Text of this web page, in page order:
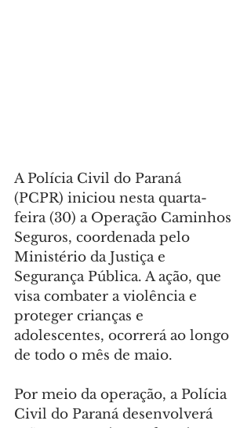
A Polícia Civil do Paraná
(PCPR) iniciou nesta quarta-
feira (30) a Operação Caminhos
Seguros, coordenada pelo
Ministério da Justiça e
Segurança Pública. A ação, que
visa combater a violência e
proteger crianças e
adolescentes, ocorrerá ao longo
de todo o mês de maio.
Por meio da operação, a Polícia
Civil do Paraná desenvolverá